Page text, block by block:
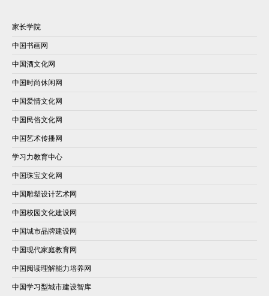
家长学院
中国书画网
中国酒文化网
中国时尚休闲网
中国爱情文化网
中国民俗文化网
中国艺术传播网
学习力教育中心
中国珠宝文化网
中国雕塑设计艺术网
中国校园文化建设网
中国城市品牌建设网
中国现代家庭教育网
中国阅读理解能力培养网
中国学习型城市建设智库